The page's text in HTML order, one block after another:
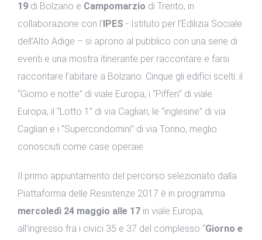
19 di Bolzano e Campomarzio di Trento, in
collaborazione con l’IPES - Istituto per l’Edilizia Sociale
dell’Alto Adige – si aprono al pubblico con una serie di
eventi e una mostra itinerante per raccontare e farsi
raccontare l’abitare a Bolzano. Cinque gli edifici scelti: il
“Giorno e notte” di viale Europa, i “Pifferi” di viale
Europa, il “Lotto 1” di via Cagliari, le “inglesine” di via
Cagliari e i “Supercondomini” di via Torino, meglio
conosciuti come case operaie.
Il primo appuntamento del percorso selezionato dalla
Piattaforma delle Resistenze 2017 è in programma
mercoledì 24 maggio alle 17 in viale Europa,
all’ingresso fra i civici 35 e 37 del complesso “Giorno e